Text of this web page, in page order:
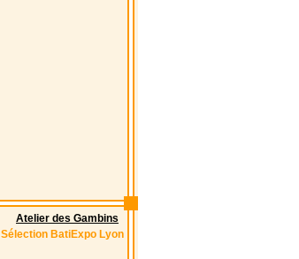
Atelier des Gambins
Sélection BatiExpo Lyon